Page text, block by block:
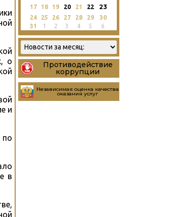
о
и
по
в
17
18 19 20 21 22 23
24 25 26 27 28 29
30
31
1 2 3 4 5 6
Противодействие
коррупции
Независимая оценка качества
оказания услуг